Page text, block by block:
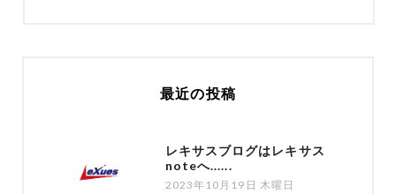
最近の投稿
レキサスブログはレキサス
noteへ......
2023年10月19日 木曜日